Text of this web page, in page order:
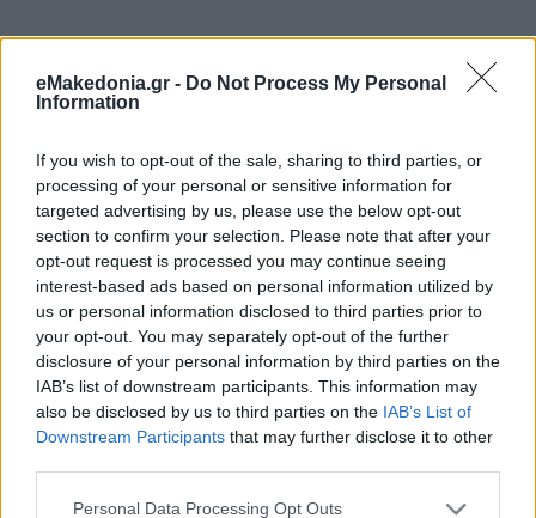
eMakedonia.gr - Do Not Process My Personal
Information
If you wish to opt-out of the sale, sharing to third parties, or
processing of your personal or sensitive information for
targeted advertising by us, please use the below opt-out
section to confirm your selection. Please note that after your
opt-out request is processed you may continue seeing
interest-based ads based on personal information utilized by
us or personal information disclosed to third parties prior to
your opt-out. You may separately opt-out of the further
disclosure of your personal information by third parties on the
IAB’s list of downstream participants. This information may
also be disclosed by us to third parties on the IAB’s List of
Downstream Participants that may further disclose it to other
Please note that this website/app uses one or more Google
Personal Data Processing Opt Outs
Διαβάστε περισσότερα